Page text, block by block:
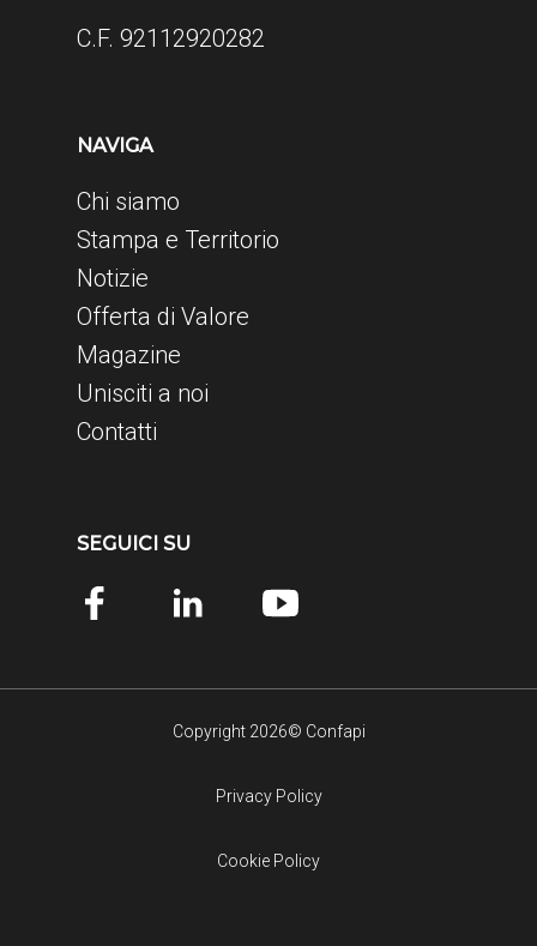
C.F. 92112920282
NAVIGA
Chi siamo
Stampa e Territorio
Notizie
Offerta di Valore
Magazine
Unisciti a noi
Contatti
SEGUICI SU
Copyright 2026© Confapi
Privacy Policy
Cookie Policy